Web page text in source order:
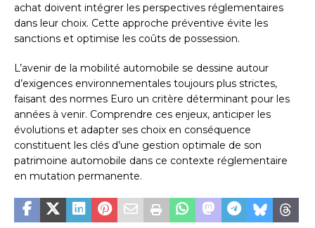
achat doivent intégrer les perspectives réglementaires
dans leur choix. Cette approche préventive évite les
sanctions et optimise les coûts de possession.
L’avenir de la mobilité automobile se dessine autour
d’exigences environnementales toujours plus strictes,
faisant des normes Euro un critère déterminant pour les
années à venir. Comprendre ces enjeux, anticiper les
évolutions et adapter ses choix en conséquence
constituent les clés d’une gestion optimale de son
patrimoine automobile dans ce contexte réglementaire
en mutation permanente.